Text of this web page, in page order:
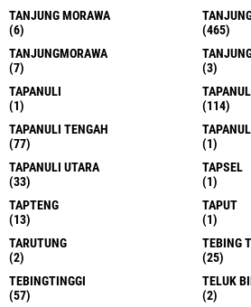
TANJUNG MORAWA
(6)
(465)
TANJUNGMORAWA
(7)
(3)
TAPANULI
(1)
(114)
TAPANULI TENGAH
(77)
(1)
TAPANULI UTARA
(33)
TAPSEL
(1)
TAPTENG
(13)
TAPUT
(1)
TARUTUNG
(2)
TEBING
(25)
TEBINGTINGGI
(57)
TELUK
(2)